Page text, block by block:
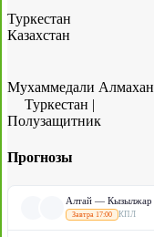
Туркестан
Казахстан
Мухаммедали Алмахан
Туркестан |
Полузащитник
Прогнозы
Алтай — Кызылжар
Завтра 17:00 КПЛ